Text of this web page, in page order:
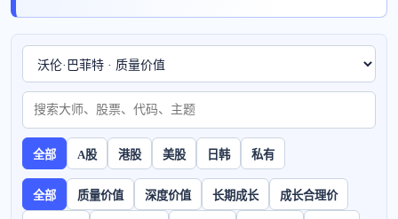
全部 A股 港股 美股 日韩 私有
全部 质量价值 深度价值 长期成长 成长合理价